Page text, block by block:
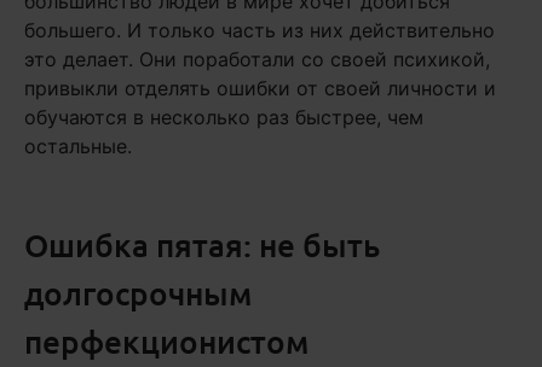
большего. И только часть из них действительно
это делает. Они поработали со своей психикой,
привыкли отделять ошибки от своей личности и
обучаются в несколько раз быстрее, чем
остальные.
Ошибка пятая: не быть
долгосрочным
перфекционистом